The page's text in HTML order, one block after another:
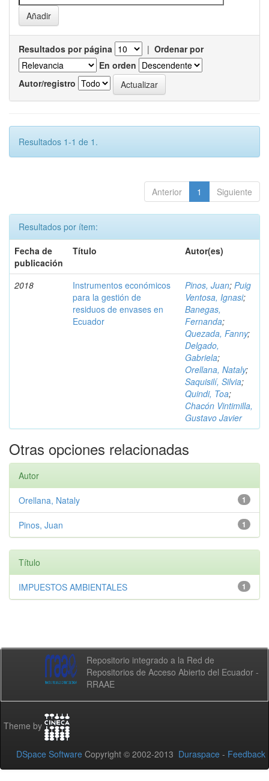
Resultados por página | Ordenar por
En orden
Autor/registro
Resultados 1-1 de 1.
Anterior 1 Siguiente
Resultados por ítem:
Fecha de
publicación
Título Autor(es)
2018
Instrumentos económicos
para la gestión de
residuos de envases en
Ecuador
Pinos, Juan; Puig
Ventosa, Ignasi;
Banegas,
Fernanda;
Quezada, Fanny;
Delgado,
Gabriela;
Orellana, Nataly;
Saquisilí, Silvia;
Quindi, Toa;
Chacón Vintimilla,
Gustavo Javier
Otras opciones relacionadas
Autor
1
Orellana, Nataly
1
Pinos, Juan
Título
1
IMPUESTOS AMBIENTALES
Repositorio integrado a la Red de
Repositorios de Acceso Abierto del Ecuador -
RRAAE
Theme by
DSpace Software Copyright © 2002-2013 Duraspace - Feedback